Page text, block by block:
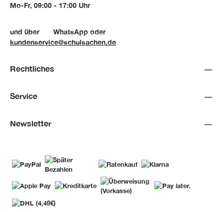
Mo-Fr, 09:00 - 17:00 Uhr
und über WhatsApp oder
kundenservice@schulsachen.de
Rechtliches
Service
Newsletter